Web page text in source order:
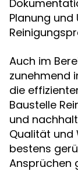
Planung
Auch im
zunehmend
die
Baustelle
und
Qualität und
bestens
Ansprüchen